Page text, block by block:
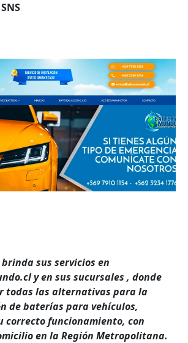
sus servicios en
y en sus sucursales , donde
todas las alternativas para la
de baterías para vehículos,
correcto funcionamiento, con
en la Región Metropolitana.